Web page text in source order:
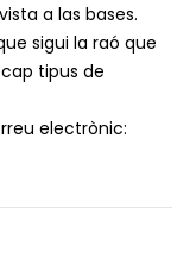
a las bases.
sigui la raó que
tipus de
electrònic: